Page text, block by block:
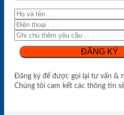
Đăng ký để được gọi lại tư vấn &
Chúng tôi cam kết các thông tin